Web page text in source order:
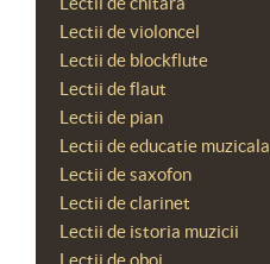
Lectii de violoncel
Lectii de blockflute
Lectii de flaut
Lectii de pian
Lectii de educatie muzicala
Lectii de saxofon
Lectii de clarinet
Lectii de istoria muzicii